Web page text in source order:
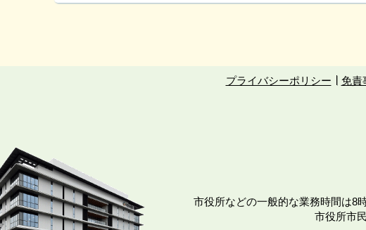
プライバシーポリシー 免責
市役所などの一般的な業務時間は8
市役所市